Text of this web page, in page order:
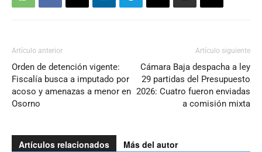
Artículo anterior
Orden de detención vigente:
Fiscalía busca a imputado por
acoso y amenazas a menor en
Osorno
Artículo siguiente
Cámara Baja despacha a ley
29 partidas del Presupuesto
2026: Cuatro fueron enviadas
a comisión mixta
Artículos relacionados Más del autor